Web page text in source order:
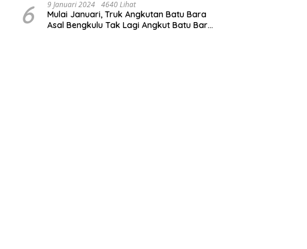
6 9 Januari 2024 4640 Lihat
Mulai Januari, Truk Angkutan Batu Bara
Asal Bengkulu Tak Lagi Angkut Batu Bara